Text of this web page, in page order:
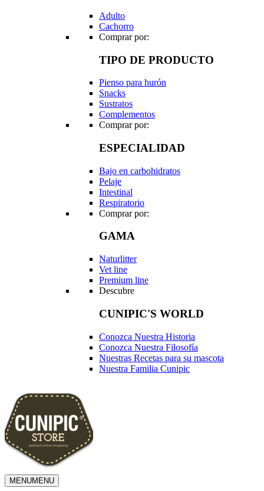
Adulto
Cachorro
Comprar por:
TIPO DE PRODUCTO
Pienso para hurón
Snacks
Sustratos
Complementos
Comprar por:
ESPECIALIDAD
Bajo en carbohidratos
Pelaje
Intestinal
Respiratorio
Comprar por:
GAMA
Naturlitter
Vet line
Premium line
Descubre
CUNIPIC'S WORLD
Conozca Nuestra Historia
Conozca Nuestra Filosofía
Nuestras Recetas para su mascota
Nuestra Familia Cunipic
MENUMENU